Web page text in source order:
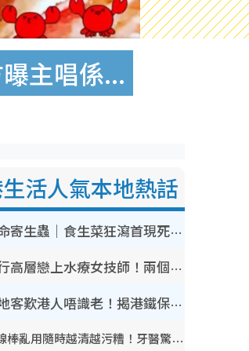
主唱係...
活人氣本地熱話
奪命寄生蟲｜食生菜狂瀉首現死者！疫潮惡化錄1.8萬宗病例 揭洗菜3大謬誤
銀行高層戀上水療女技師！兩個月借128萬驚覺「沉船」沉落火海 揭背後疑似邪教操控賣淫
內地客歎港人唔識老！揭港鐵保鮮級冷氣 港人求放過：咪投訴
牙線棒亂用隨時越清越污糟！牙醫驚揭盲目過戶細菌恐致蛀牙：呢種先係日常真保養